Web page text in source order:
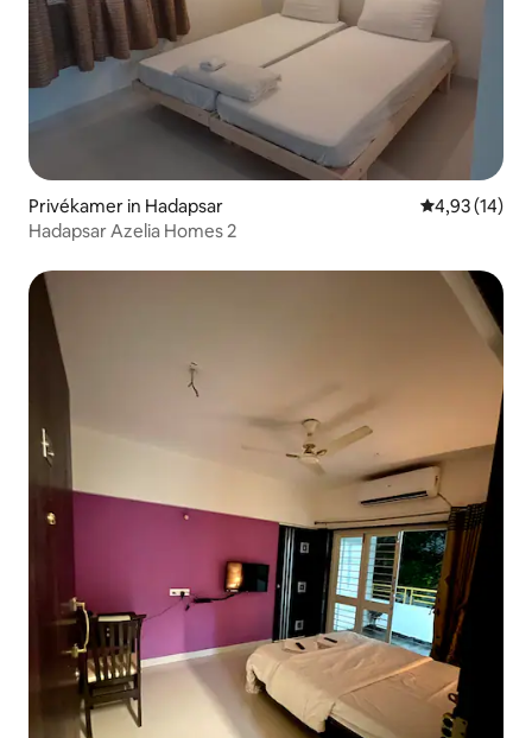
Privékamer in Hadapsar Gemiddelde
4,93 (14)
Hadapsar Azelia Homes 2